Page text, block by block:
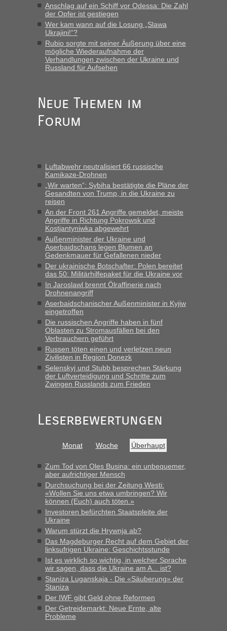
Recht, Visa und Dokumente • Deklaration
gebrauchter Kleidung beim Zoll
„Hallo Leute, ich weiß nicht, ob ich hier richtig bin mit meiner
Anfrage. Ich möchte 4 Umzugskartons mit gebrauchter
Straßen Kleidung bei der Einreise in die Ukraine
mitnehmen. Es ist gebrauchte Kleidung...“
Grenzübergang zwischen Polen und der Ukraine geht es am
schnellsten?
„Wir sind mit unserem Wohnmobil, wie geplant am Montag
inBerichte und Reisetipps • Re: An welchem
Grenzübergang zwischen Polen und der Ukraine geht es am
schnellsten?
„Gestern 6 Stunden warten vor der Grenze Richtung Polen
in Krakowez mit dem Kleinbus. Abfertigung ging dann
schnell da auch Passagiere mit EU-Pass dabei waren“
Bernd D-UAinBerichte und Reisetipps • Re: An welchem
Grenzübergang zwischen Polen und der Ukraine geht es am
schnellsten?
„Bin am Montag 15.6.26 um 8 Uhr in Urgyniw ausgereist,
das erste Mal an einem Montagmorgen ca. 15 Fahrzeuge
vor mir, bin sonst der Erste oder Zweite, egal, nach ca 20
Minuten wurde dann die nächste Welle...“
Berichte und Reisetipps • Re: An welchem
Grenzübergang zwischen Polen und der Ukraine geht es am
schnellsten?
„Derzeit, ist es überall sehr voll an den Grenzen Ukraine/
Polen. Zb. Krakovets 100 PKW ca. 10 h Wartezeit. Wollen
Montag rüber, versuchen es sehr früh.“
Anschlag auf ein Schiff vor Odessa: Die Zahl
der Opfer ist gestiegen
Wer kam wann auf die Losung „Slawa
Ukrajini!“?
Rubio sorgte mit seiner Äußerung über eine
mögliche Wiederaufnahme der
Verhandlungen zwischen der Ukraine und
Russland für Aufsehen
Neue Themen im
Forum
Luftabwehr neutralisiert 66 russische
Kamikaze-Drohnen
„Wir warten“: Sybiha bestätigte die Pläne der
Gesandten von Trump, in die Ukraine zu
reisen
An der Front 261 Angriffe gemeldet, meiste
Angriffe in Richtung Pokrowsk und
Kostjantyniwka abgewehrt
Außenminister der Ukraine und
Aserbaidschans legen Blumen an
Gedenkmauer für Gefallenen nieder
Der ukrainische Botschafter: Polen bereitet
das 50: Militärhilfepaket für die Ukraine vor
In Jaroslawl brennt Ölraffinerie nach
Drohnenangriff
Aserbaidschanischer Außenminister in Kyjiw
eingetroffen
Die russischen Angriffe haben in fünf
Oblasten zu Stromausfällen bei den
Verbrauchern geführt
Russen töten einen und verletzen neun
Zivilisten in Region Donezk
Selenskyj und Stubb besprechen Stärkung
der Luftverteidigung und Schritte zum
Zwingen Russlands zum Frieden
Leserbewertungen
Monat Woche Überhaupt
Zum Tod von Oles Busina: ein unbequemer,
aber aufrichtiger Mensch
Durchsuchung bei der Zeitung Westi:
«Wollen Sie uns etwa umbringen? Wir
können (Euch) auch töten.»
Investoren befürchten Staatspleite der
Ukraine
Warum stürzt die Hrywnja ab?
Das Magdeburger Recht auf dem Gebiet der
linksufrigen Ukraine: Geschichtsstunde
Ist es wirklich so wichtig, in welcher Sprache
wir sagen, dass die Ukraine am A... ist?
Staniza Luganskaja - Die «Säuberung» der
Staniza
Der IWF gibt Geld ohne Reformen
Der Getreidemarkt: Neue Ernte, alte
Probleme